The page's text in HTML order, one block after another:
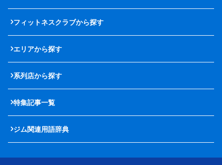
フィットネスクラブから探す
エリアから探す
系列店から探す
特集記事一覧
ジム関連用語辞典